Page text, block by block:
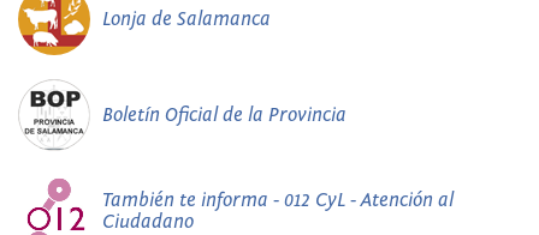
Lonja de Salamanca
Boletín Oficial de la Provincia
También te informa - 012 CyL - Atención al
Ciudadano